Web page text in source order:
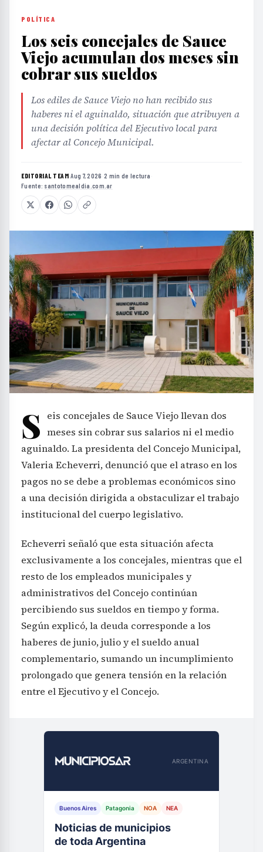
POLÍTICA
Los seis concejales de Sauce
Viejo acumulan dos meses sin
cobrar sus sueldos
Los ediles de Sauce Viejo no han recibido sus
haberes ni el aguinaldo, situación que atribuyen a
una decisión política del Ejecutivo local para
afectar al Concejo Municipal.
EDITORIAL TEAM·Aug 7, 2026 ·2 min de lectura ·
Fuente: santotomealdia.com.ar
S eis concejales de Sauce Viejo llevan dos
meses sin cobrar sus salarios ni el medio
aguinaldo. La presidenta del Concejo Municipal,
Valeria Echeverri, denunció que el atraso en los
pagos no se debe a problemas económicos sino
a una decisión dirigida a obstaculizar el trabajo
institucional del cuerpo legislativo.
Echeverri señaló que esta situación afecta
exclusivamente a los concejales, mientras que el
resto de los empleados municipales y
administrativos del Concejo continúan
percibiendo sus sueldos en tiempo y forma.
Según explicó, la deuda corresponde a los
haberes de junio, julio y el sueldo anual
complementario, sumando un incumplimiento
prolongado que genera tensión en la relación
entre el Ejecutivo y el Concejo.
ARGENTINA
Buenos Aires Patagonia NOA NEA
Noticias de municipios
de toda Argentina